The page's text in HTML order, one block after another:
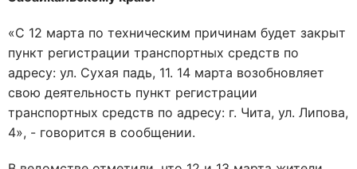
«С 12 марта по техническим причинам будет закрыт
пункт регистрации транспортных средств по
адресу: ул. Сухая падь, 11. 14 марта возобновляет
свою деятельность пункт регистрации
транспортных средств по адресу: г. Чита, ул. Липова,
4», - говорится в сообщении.